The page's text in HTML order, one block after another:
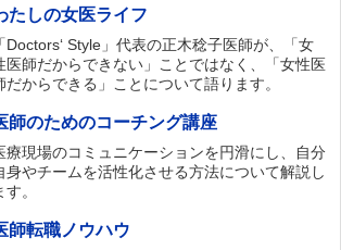
たしの女医ライフ
「Doctors‘ Style」代表の正木稔子医師が、「女
医師だからできない」ことではなく、「女性医
だからできる」ことについて語ります。
師のためのコーチング講座
療現場のコミュニケーションを円滑にし、自分
身やチームを活性化させる方法について解説し
す。
師転職ノウハウ